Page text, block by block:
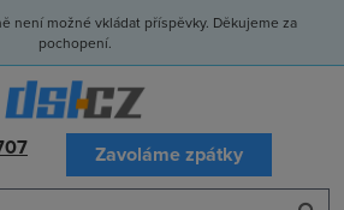
není možné vkládat příspěvky. Děkujeme za
pochopení.
Zavoláme zpátky